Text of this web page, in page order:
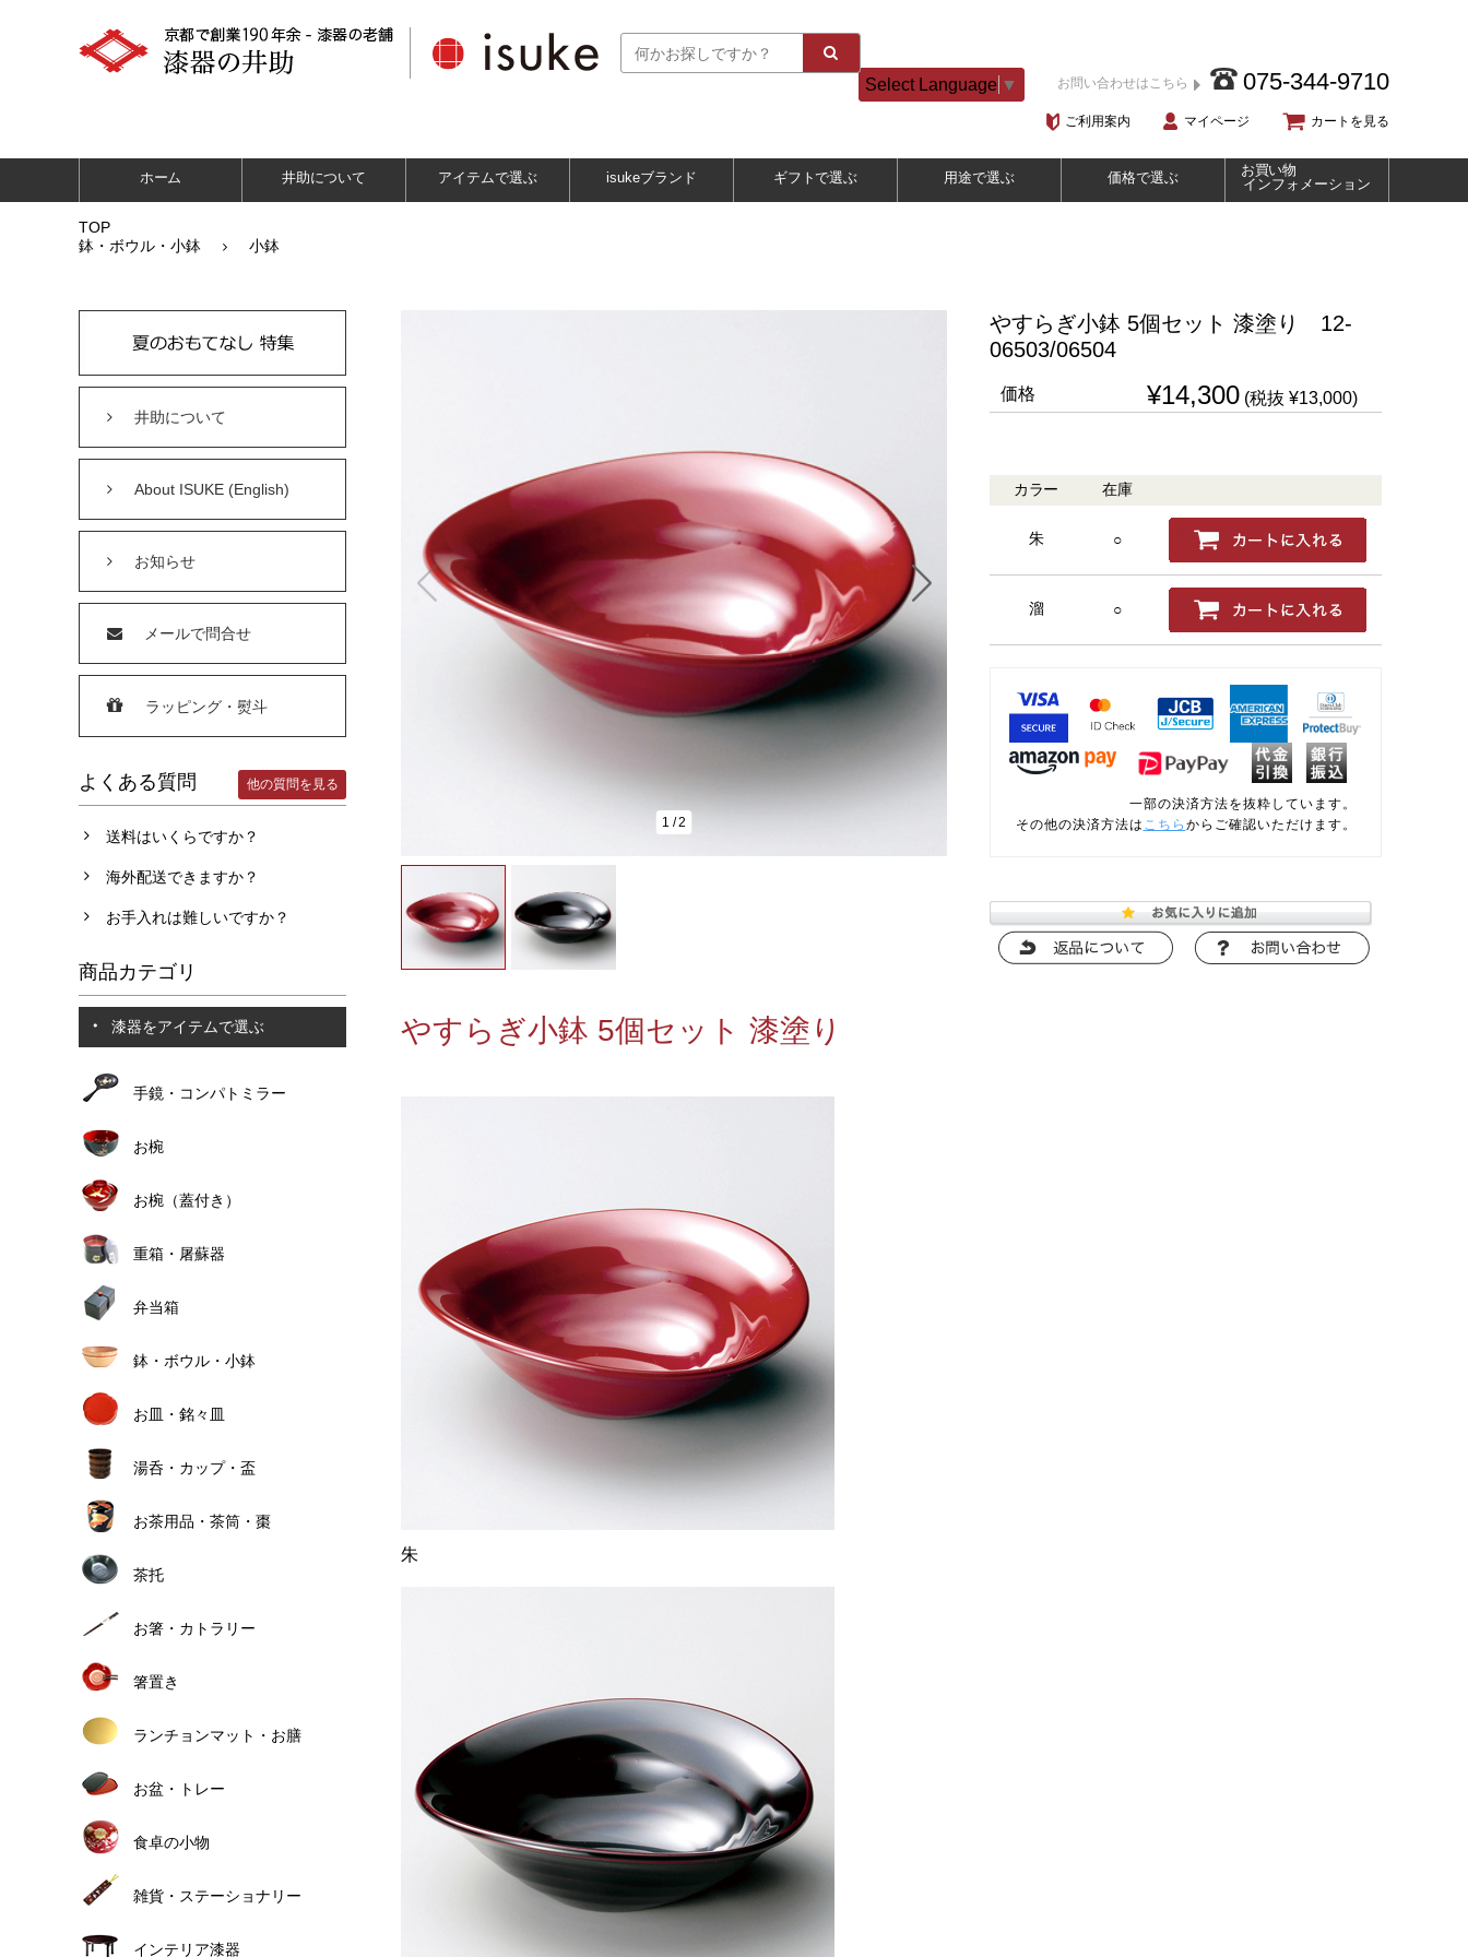
Select Language ▼ お問い合わせはこちら 075-344-9710
ご利用案内 マイページ カートを見る
ホーム 井助について アイテムで選ぶ isukeブランド ギフトで選ぶ 用途で選ぶ 価格で選ぶ
お買い物
インフォメーション
TOP
鉢・ボウル・小鉢
小鉢
井助について
About ISUKE (English)
お知らせ
メールで問合せ
ラッピング・熨斗
よくある質問 他の質問を見る
送料はいくらですか？
海外配送できますか？
お手入れは難しいですか？
商品カテゴリ
漆器をアイテムで選ぶ
手鏡・コンパトミラー
お椀
お椀（蓋付き）
重箱・屠蘇器
弁当箱
鉢・ボウル・小鉢
お皿・銘々皿
湯呑・カップ・盃
お茶用品・茶筒・棗
茶托
お箸・カトラリー
箸置き
ランチョンマット・お膳
お盆・トレー
食卓の小物
雑貨・ステーショナリー
インテリア漆器
1 /2
やすらぎ小鉢 5個セット 漆塗り 12-
06503/06504
価格 ¥14,300 (税抜 ¥13,000)
カラー 在庫
朱 ○
溜 ○
一部の決済方法を抜粋しています。
その他の決済方法は こちら からご確認いただけます。
やすらぎ小鉢 5個セット 漆塗り
朱